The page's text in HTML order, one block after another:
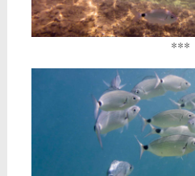
***